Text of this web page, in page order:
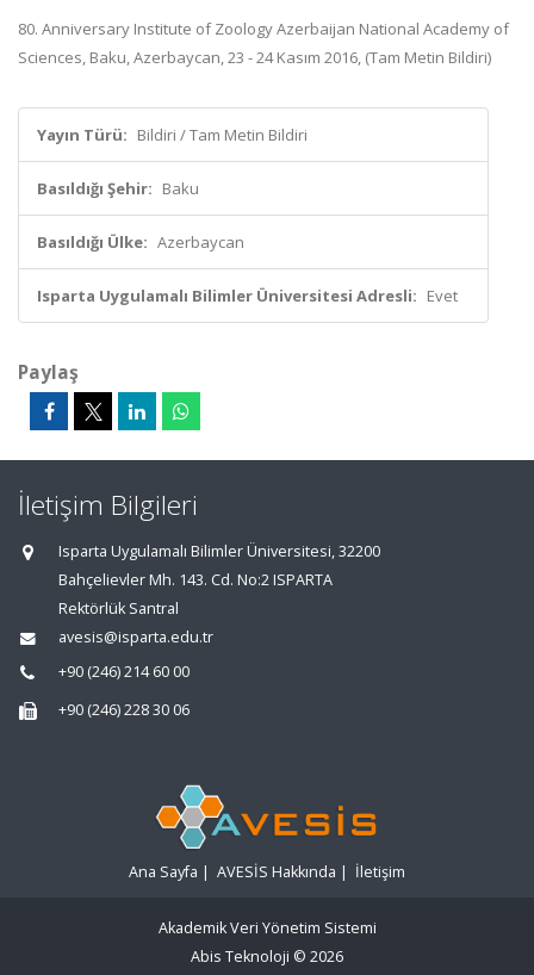
80. Anniversary Institute of Zoology Azerbaijan National Academy of
Sciences, Baku, Azerbaycan, 23 - 24 Kasım 2016, (Tam Metin Bildiri)
Yayın Türü: Bildiri / Tam Metin Bildiri
Basıldığı Şehir: Baku
Basıldığı Ülke: Azerbaycan
Isparta Uygulamalı Bilimler Üniversitesi Adresli: Evet
Paylaş
İletişim Bilgileri
Isparta Uygulamalı Bilimler Üniversitesi, 32200
Bahçelievler Mh. 143. Cd. No:2 ISPARTA
Rektörlük Santral
avesis@isparta.edu.tr
+90 (246) 214 60 00
+90 (246) 228 30 06
Ana Sayfa | AVESİS Hakkında | İletişim
Akademik Veri Yönetim Sistemi
Abis Teknoloji © 2026